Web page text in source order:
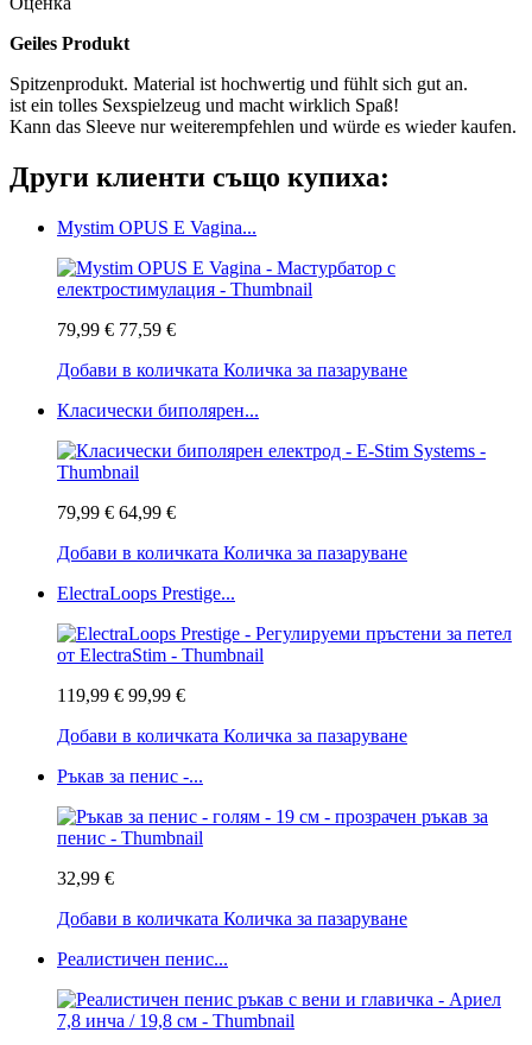
Geiles Produkt
Spitzenprodukt. Material ist hochwertig und fühlt sich gut an.
ist ein tolles Sexspielzeug und macht wirklich Spaß!
Kann das Sleeve nur weiterempfehlen und würde es wieder kaufen.
Други клиенти също купиха:
Mystim OPUS E Vagina...
79,99 € 77,59 €
Добави в количката Количка за пазаруване
Класически биполярен...
79,99 € 64,99 €
Добави в количката Количка за пазаруване
ElectraLoops Prestige...
119,99 € 99,99 €
Добави в количката Количка за пазаруване
Ръкав за пенис -...
32,99 €
Добави в количката Количка за пазаруване
Реалистичен пенис...